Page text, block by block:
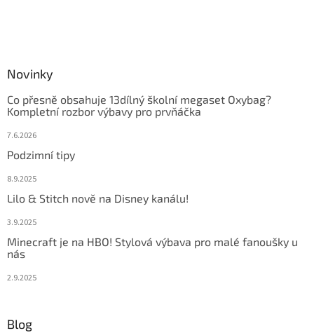
Novinky
Co přesně obsahuje 13dílný školní megaset Oxybag?
Kompletní rozbor výbavy pro prvňáčka
7.6.2026
Podzimní tipy
8.9.2025
Lilo & Stitch nově na Disney kanálu!
3.9.2025
Minecraft je na HBO! Stylová výbava pro malé fanoušky u
nás
2.9.2025
Blog